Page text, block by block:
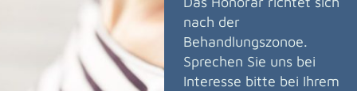
nach der
Behandlungszonoe.
Sprechen Sie uns bei
Interesse bitte bei Ihrem